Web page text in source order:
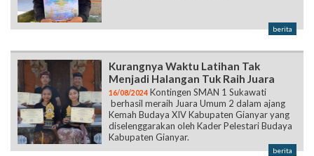
berita
Kurangnya Waktu Latihan Tak
Menjadi Halangan Tuk Raih Juara
16/08/2024 Kontingen SMAN 1 Sukawati
berhasil meraih Juara Umum 2 dalam ajang
Kemah Budaya XIV Kabupaten Gianyar yang
diselenggarakan oleh Kader Pelestari Budaya
Kabupaten Gianyar.
berita